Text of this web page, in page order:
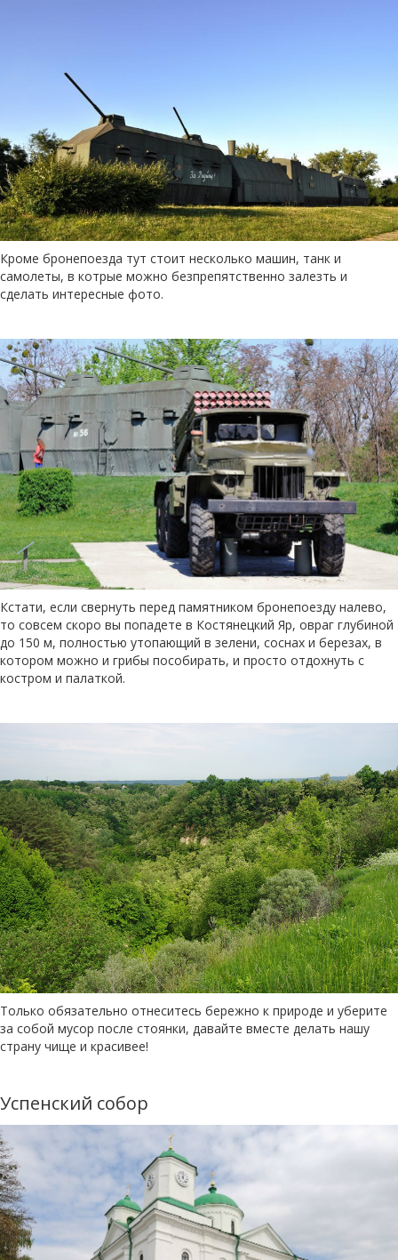
Кроме бронепоезда тут стоит несколько машин, танк и
самолеты, в котрые можно безпрепятственно залезть и
сделать интересные фото.
Кстати, если свернуть перед памятником бронепоезду налево,
то совсем скоро вы попадете в Костянецкий Яр, овраг глубиной
до 150 м, полностью утопающий в зелени, соснах и березах, в
котором можно и грибы пособирать, и просто отдохнуть с
костром и палаткой.
Только обязательно отнеситесь бережно к природе и уберите
за собой мусор после стоянки, давайте вместе делать нашу
страну чище и красивее!
Успенский собор